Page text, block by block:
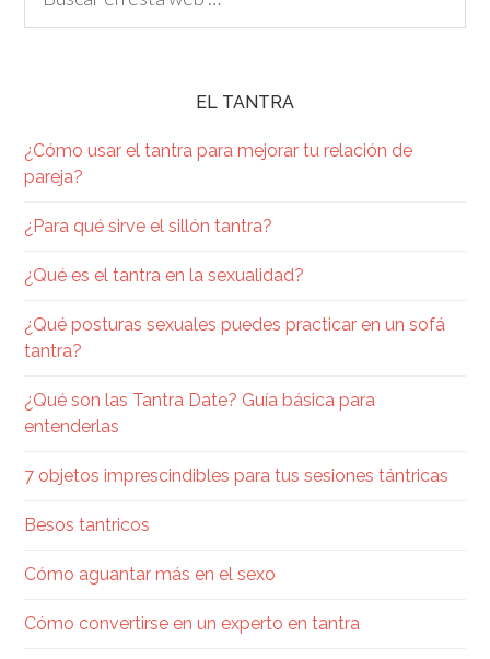
EL TANTRA
¿Cómo usar el tantra para mejorar tu relación de
pareja?
¿Para qué sirve el sillón tantra?
¿Qué es el tantra en la sexualidad​?
¿Qué posturas sexuales puedes practicar en un sofá
tantra?
¿Qué son las Tantra Date? Guía básica para
entenderlas
7 objetos imprescindibles para tus sesiones tántricas
Besos tantricos
Cómo aguantar más en el sexo
Cómo convertirse en un experto en tantra